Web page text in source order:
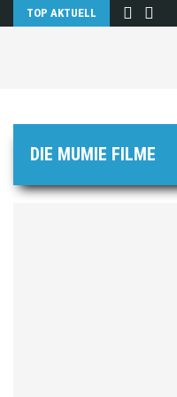
TOP AKTUELL
DIE MUMIE FILME